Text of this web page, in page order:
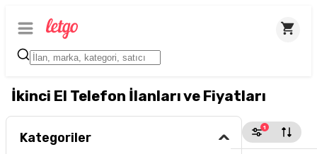
İkinci El Telefon İlanları ve Fiyatları
Kategoriler
1